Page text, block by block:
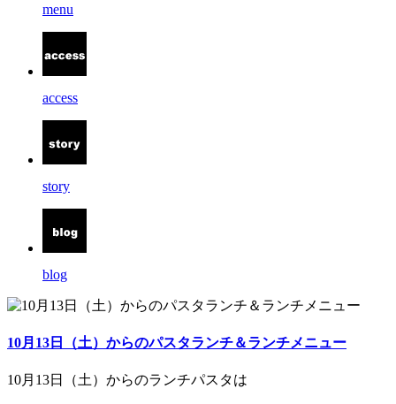
menu
access
story
blog
10月13日（土）からのパスタランチ＆ランチメニュー
10月13日（土）からのランチパスタは